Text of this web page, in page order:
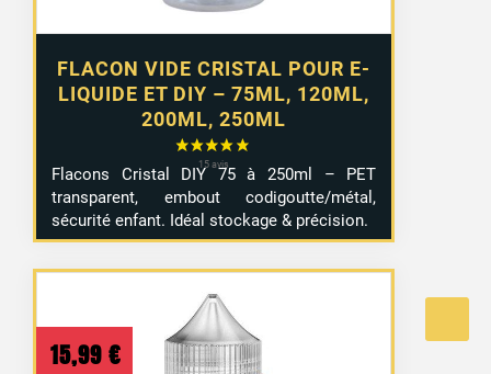
FLACON VIDE CRISTAL POUR E-
LIQUIDE ET DIY – 75ML, 120ML,
200ML, 250ML
Flacons Cristal DIY 75 à 250ml – PET
transparent, embout codigoutte/métal,
sécurité enfant. Idéal stockage & précision.
15,99 €